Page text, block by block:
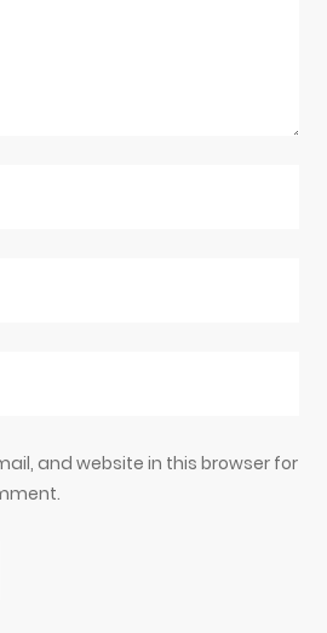
and website in this browser for